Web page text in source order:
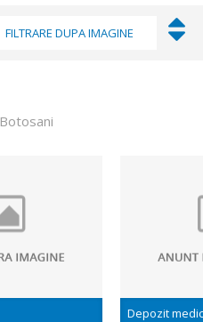
FILTRARE DUPA IMAGINE
Depozit